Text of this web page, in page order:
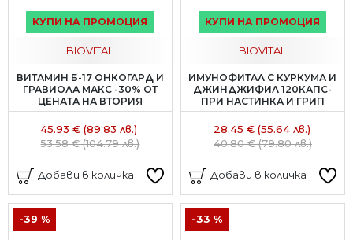
КУПИ НА ПРОМОЦИЯ
BIOVITAL
ВИТАМИН Б-17 ОНКОГАРД И
ГРАВИОЛА МАКС -30% ОТ
ЦЕНАТА НА ВТОРИЯ
45.93 € (89.83 лв.)
53.58 € (104.79 лв.)
Добави в количка
КУПИ НА ПРОМОЦИЯ
BIOVITAL
ИМУНОФИТАЛ С КУРКУМА И
ДЖИНДЖИФИЛ 120КАПС-
ПРИ НАСТИНКА И ГРИП
28.45 € (55.64 лв.)
40.80 € (79.80 лв.)
Добави в количка
-39 % -33 %